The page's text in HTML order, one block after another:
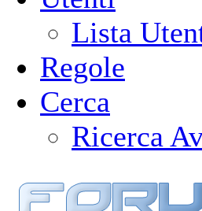
Lista
Regole
Cerca
Ricerca